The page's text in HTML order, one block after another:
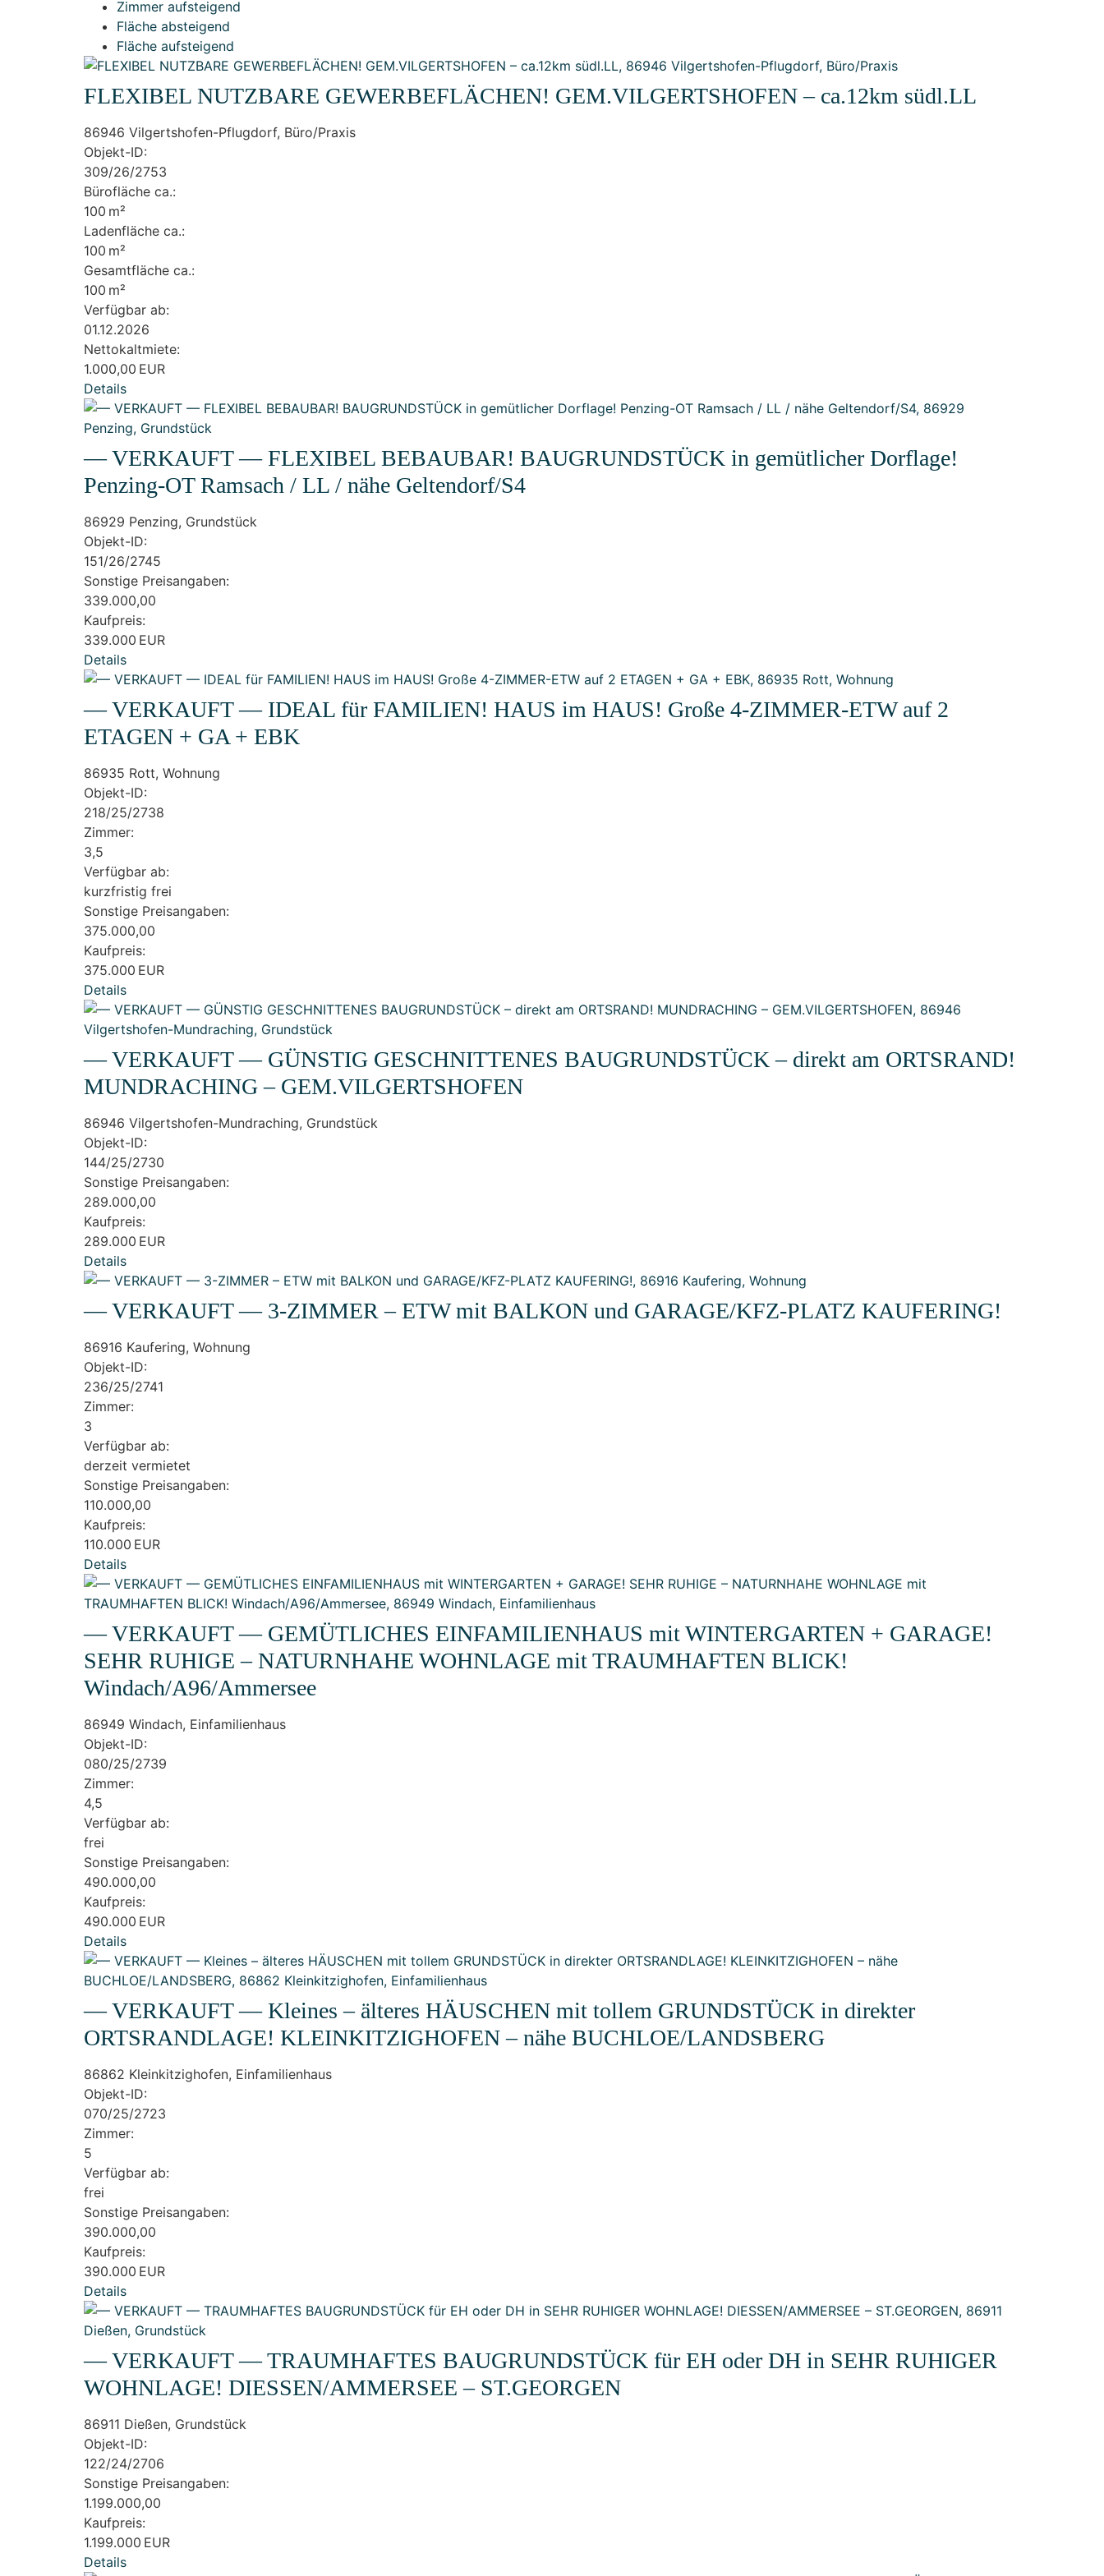
Zimmer aufsteigend
Fläche absteigend
Fläche aufsteigend
FLEXIBEL NUTZBARE GEWERBEFLÄCHEN! GEM.VILGERTSHOFEN – ca.12km südl.LL
86946 Vilgertshofen-Pflugdorf, Büro/Praxis
Objekt-ID:
309/26/2753
Bürofläche ca.:
100 m²
Ladenfläche ca.:
100 m²
Gesamtfläche ca.:
100 m²
Verfügbar ab:
01.12.2026
Nettokaltmiete:
1.000,00 EUR
Details
— VERKAUFT — FLEXIBEL BEBAUBAR! BAUGRUNDSTÜCK in gemütlicher Dorflage!
Penzing-OT Ramsach / LL / nähe Geltendorf/S4
86929 Penzing, Grundstück
Objekt-ID:
151/26/2745
Sonstige Preisangaben:
339.000,00
Kaufpreis:
339.000 EUR
Details
— VERKAUFT — IDEAL für FAMILIEN! HAUS im HAUS! Große 4-ZIMMER-ETW auf 2
ETAGEN + GA + EBK
86935 Rott, Wohnung
Objekt-ID:
218/25/2738
Zimmer:
3,5
Verfügbar ab:
kurzfristig frei
Sonstige Preisangaben:
375.000,00
Kaufpreis:
375.000 EUR
Details
— VERKAUFT — GÜNSTIG GESCHNITTENES BAUGRUNDSTÜCK – direkt am ORTSRAND!
MUNDRACHING – GEM.VILGERTSHOFEN
86946 Vilgertshofen-Mundraching, Grundstück
Objekt-ID:
144/25/2730
Sonstige Preisangaben:
289.000,00
Kaufpreis:
289.000 EUR
Details
— VERKAUFT — 3-ZIMMER – ETW mit BALKON und GARAGE/KFZ-PLATZ KAUFERING!
86916 Kaufering, Wohnung
Objekt-ID:
236/25/2741
Zimmer:
3
Verfügbar ab:
derzeit vermietet
Sonstige Preisangaben:
110.000,00
Kaufpreis:
110.000 EUR
Details
— VERKAUFT — GEMÜTLICHES EINFAMILIENHAUS mit WINTERGARTEN + GARAGE!
SEHR RUHIGE – NATURNHAHE WOHNLAGE mit TRAUMHAFTEN BLICK!
Windach/A96/Ammersee
86949 Windach, Einfamilienhaus
Objekt-ID:
080/25/2739
Zimmer:
4,5
Verfügbar ab:
frei
Sonstige Preisangaben:
490.000,00
Kaufpreis:
490.000 EUR
Details
— VERKAUFT — Kleines – älteres HÄUSCHEN mit tollem GRUNDSTÜCK in direkter
ORTSRANDLAGE! KLEINKITZIGHOFEN – nähe BUCHLOE/LANDSBERG
86862 Kleinkitzighofen, Einfamilienhaus
Objekt-ID:
070/25/2723
Zimmer:
5
Verfügbar ab:
frei
Sonstige Preisangaben:
390.000,00
Kaufpreis:
390.000 EUR
Details
— VERKAUFT — TRAUMHAFTES BAUGRUNDSTÜCK für EH oder DH in SEHR RUHIGER
WOHNLAGE! DIESSEN/AMMERSEE – ST.GEORGEN
86911 Dießen, Grundstück
Objekt-ID:
122/24/2706
Sonstige Preisangaben:
1.199.000,00
Kaufpreis:
1.199.000 EUR
Details